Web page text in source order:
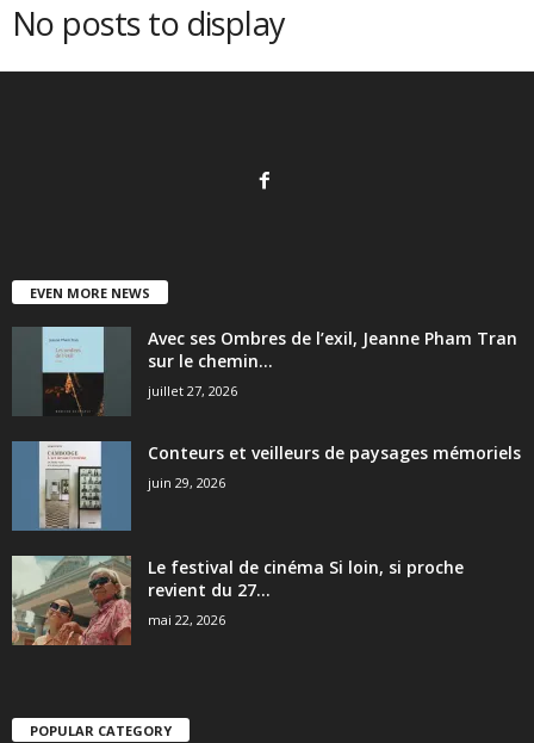
No posts to display
EVEN MORE NEWS
Avec ses Ombres de l’exil, Jeanne Pham Tran
sur le chemin...
juillet 27, 2026
Conteurs et veilleurs de paysages mémoriels
juin 29, 2026
Le festival de cinéma Si loin, si proche
revient du 27...
mai 22, 2026
POPULAR CATEGORY